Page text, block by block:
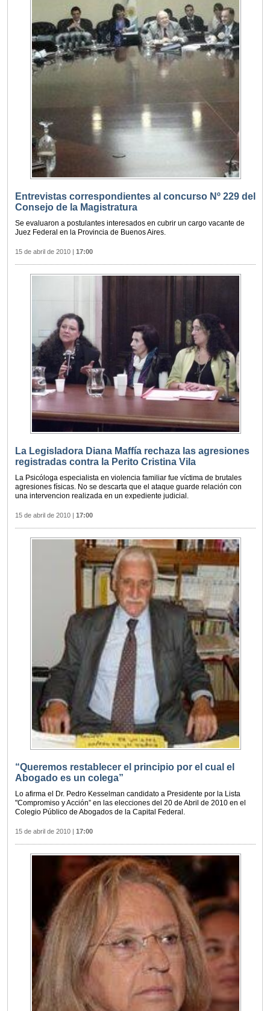
Entrevistas correspondientes al concurso Nº 229 del
Consejo de la Magistratura
Se evaluaron a postulantes interesados en cubrir un cargo vacante de
Juez Federal en la Provincia de Buenos Aires.
15 de abril de 2010 | 17:00
La Legisladora Diana Maffía rechaza las agresiones
registradas contra la Perito Cristina Vila
La Psicóloga especialista en violencia familiar fue víctima de brutales
agresiones físicas. No se descarta que el ataque guarde relación con
una intervencion realizada en un expediente judicial.
15 de abril de 2010 | 17:00
“Queremos restablecer el principio por el cual el
Abogado es un colega”
Lo afirma el Dr. Pedro Kesselman candidato a Presidente por la Lista
"Compromiso y Acción” en las elecciones del 20 de Abril de 2010 en el
Colegio Público de Abogados de la Capital Federal.
15 de abril de 2010 | 17:00